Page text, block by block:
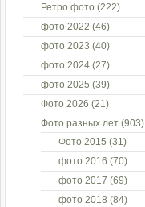
Ретро фото (222)
фото 2022 (46)
фото 2023 (40)
фото 2024 (27)
фото 2025 (39)
Фото 2026 (21)
Фото разных лет (903)
Фото 2015 (31)
фото 2016 (70)
фото 2017 (69)
фото 2018 (84)